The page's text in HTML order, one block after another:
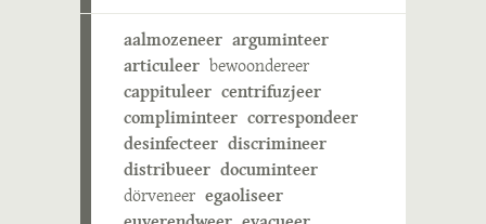
aalmozeneer arguminteer
articuleer bewoondereer
cappituleer centrifuzjeer
compliminteer correspondeer
desinfecteer discrimineer
distribueer documinteer
dörveneer egaoliseer